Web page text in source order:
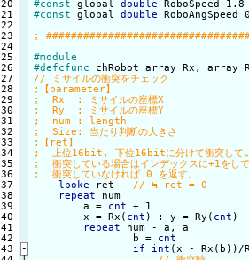
20
21
22
23
24
25
26
27
28
29
30
31
32
33
34
35
36
37
38
39
40
41
42
43
-
#const
global double
#const
global double
#module
#defcfunc
chRobot array Rx, array
lpoke
ret
repeat
num
        a =
cnt
+ 1
        x = Rx(
cnt ) : y = Ry( cnt )
repeat
num - a, a
                b =
cnt
if
int (x - Rx(b))/